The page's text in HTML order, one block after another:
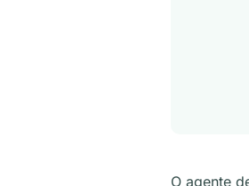
O agente